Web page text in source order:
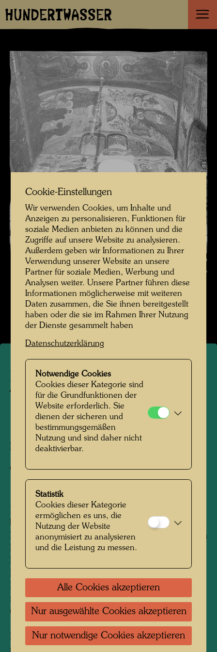
HUNDERTWASSER
Die Reise mit der Transsibirischen Eisenbahn , Fotograf: Friedensreich
Hundertwasser © Hundertwasser Archiv
Die Reise mit der Transsibirischen Eisenbahn
Bildergalerie öffnen
Die Reise mit der
Transsibirischen Eisenbahn
Fotograf:Friedensreich Hundertwasser
Copyright:Hundertwasser Archiv
Nach seinem Aufenthalt in Japan vom Februar
bis August 1961 trat Hundertwasser seine
Rückreise nach Europa mit der Transsibirischen
Eisenbahn an. Seine zukünftige Gattin Yuko
Ikewada begleitete ihn auf der Reise, die
Hundertwasser fotografisch dokumentierte.
Besonders interessierten ihn die traditionellen
russischen Wohnhäuser, aber auch
ungewöhnliche Bauten im Sinne von
„anonymer“ oder „akzidentieller“ Architektur.
Fotografien von Menschen und Szenerien
schließen an ähnliche Fotos aus der Serie „Die
Cookie-Einstellungen
Wir verwenden Cookies, um Inhalte und
Anzeigen zu personalisieren, Funktionen für
soziale Medien anbieten zu können und die
Zugriffe auf unsere Website zu analysieren.
Außerdem geben wir Informationen zu Ihrer
Verwendung unserer Website an unsere
Partner für soziale Medien, Werbung und
Analysen weiter. Unsere Partner führen diese
Informationen möglicherweise mit weiteren
Daten zusammen, die Sie ihnen bereitgestellt
haben oder die sie im Rahmen Ihrer Nutzung
der Dienste gesammelt haben
Datenschutzerklärung
Notwendige Cookies
Cookies dieser Kategorie sind
für die Grundfunktionen der
Website erforderlich. Sie
dienen der sicheren und
bestimmungsgemäßen
Nutzung und sind daher nicht
deaktivierbar.
Statistik
Cookies dieser Kategorie
ermöglichen es uns, die
Nutzung der Website
anonymisiert zu analysieren
und die Leistung zu messen.
Alle Cookies akzeptieren
Nur ausgewählte Cookies akzeptieren
Nur notwendige Cookies akzeptieren